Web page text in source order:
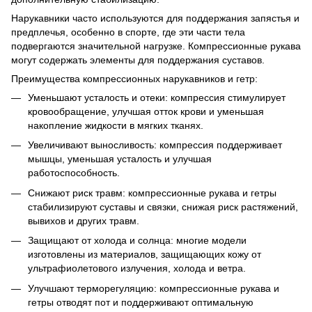
Нарукавники часто используются для поддержания запястья и
предплечья, особенно в спорте, где эти части тела
подвергаются значительной нагрузке. Компрессионные рукава
могут содержать элементы для поддержания суставов.
Преимущества компрессионных нарукавников и гетр:
Уменьшают усталость и отеки: компрессия стимулирует
кровообращение, улучшая отток крови и уменьшая
накопление жидкости в мягких тканях.
Увеличивают выносливость: компрессия поддерживает
мышцы, уменьшая усталость и улучшая
работоспособность.
Снижают риск травм: компрессионные рукава и гетры
стабилизируют суставы и связки, снижая риск растяжений,
вывихов и других травм.
Защищают от холода и солнца: многие модели
изготовлены из материалов, защищающих кожу от
ультрафиолетового излучения, холода и ветра.
Улучшают терморегуляцию: компрессионные рукава и
гетры отводят пот и поддерживают оптимальную